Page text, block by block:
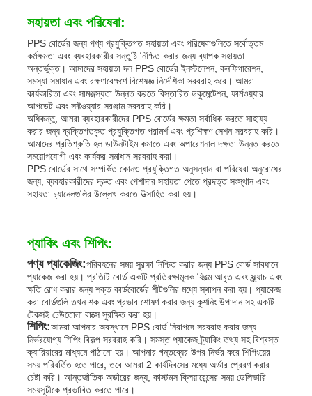
সহায়তা এবং পরিষেবা:
PPS বোর্ডের জন্য পণ্য প্রযুক্তিগত সহায়তা এবং পরিষেবাগুলিতে সর্বোত্তম
কর্মক্ষমতা এবং ব্যবহারকারীর সন্তুষ্টি নিশ্চিত করার জন্য ব্যাপক সহায়তা
অন্তর্ভুক্ত। আমাদের সহায়তা দল PPS বোর্ডের ইনস্টলেশন, কনফিগারেশন,
সমস্যা সমাধান এবং রক্ষণাবেক্ষণে বিশেষজ্ঞ নির্দেশিকা সরবরাহ করে। আমরা
কার্যকারিতা এবং সামঞ্জস্যতা উন্নত করতে বিস্তারিত ডকুমেন্টেশন, ফার্মওয়্যার
আপডেট এবং সফ্টওয়্যার সরঞ্জাম সরবরাহ করি।
অধিকন্তু, আমরা ব্যবহারকারীদের PPS বোর্ডের ক্ষমতা সর্বাধিক করতে সাহায্য
করার জন্য ব্যক্তিগতকৃত প্রযুক্তিগত পরামর্শ এবং প্রশিক্ষণ সেশন সরবরাহ করি।
আমাদের প্রতিশ্রুতি হল ডাউনটাইম কমাতে এবং অপারেশনাল দক্ষতা উন্নত করতে
সময়োপযোগী এবং কার্যকর সমাধান সরবরাহ করা।
PPS বোর্ডের সাথে সম্পর্কিত কোনও প্রযুক্তিগত অনুসন্ধান বা পরিষেবা অনুরোধের
জন্য, ব্যবহারকারীদের দ্রুত এবং পেশাদার সহায়তা পেতে প্রদত্ত সংস্থান এবং
সহায়তা চ্যানেলগুলির উল্লেখ করতে উত্সাহিত করা হয়।
প্যাকিং এবং শিপিং:
পণ্য প্যাকেজিং:পরিবহনের সময় সুরক্ষা নিশ্চিত করার জন্য PPS বোর্ড সাবধানে
প্যাকেজ করা হয়। প্রতিটি বোর্ড একটি প্রতিরক্ষামূলক ফিল্মে আবৃত এবং স্ক্র্যাচ এবং
ক্ষতি রোধ করার জন্য শক্ত কার্ডবোর্ডের শীটগুলির মধ্যে স্থাপন করা হয়। প্যাকেজ
করা বোর্ডগুলি তখন শক এবং প্রভাব শোষণ করার জন্য কুশনিং উপাদান সহ একটি
টেকসই ঢেউতোলা বাক্সে সুরক্ষিত করা হয়।
শিপিং:আমরা আপনার অবস্থানে PPS বোর্ড নিরাপদে সরবরাহ করার জন্য
নির্ভরযোগ্য শিপিং বিকল্প সরবরাহ করি। সমস্ত প্যাকেজ ট্র্যাকিং তথ্য সহ বিশ্বস্ত
ক্যারিয়ারের মাধ্যমে পাঠানো হয়। আপনার গন্তব্যের উপর নির্ভর করে শিপিংয়ের
সময় পরিবর্তিত হতে পারে, তবে আমরা 2 কার্যদিবসের মধ্যে অর্ডার প্রেরণ করার
চেষ্টা করি। আন্তর্জাতিক অর্ডারের জন্য, কাস্টমস ক্লিয়ারেন্সের সময় ডেলিভারি
সময়সূচীকে প্রভাবিত করতে পারে।